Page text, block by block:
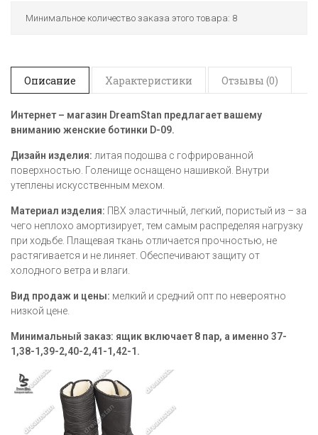
Минимальное количество заказа этого товара: 8
Описание Характеристики Отзывы (0)
Интернет – магазин DreamStan предлагает вашему
вниманию женские ботинки D-09.
Дизайн изделия: литая подошва с гофрированной
поверхностью. Голенище оснащено нашивкой. Внутри
утеплены искусственным мехом.
Материал изделия: ПВХ эластичный, легкий, пористый из – за
чего неплохо амортизирует, тем самым распределяя нагрузку
при ходьбе. Плащевая ткань отличается прочностью, не
растягивается и не линяет. Обеспечивают защиту от
холодного ветра и влаги.
Вид продаж и цены: мелкий и средний опт по невероятно
низкой цене.
Минимальный заказ: ящик включает 8 пар, а именно 37-
1,38-1,39-2,40-2,41-1,42-1 .